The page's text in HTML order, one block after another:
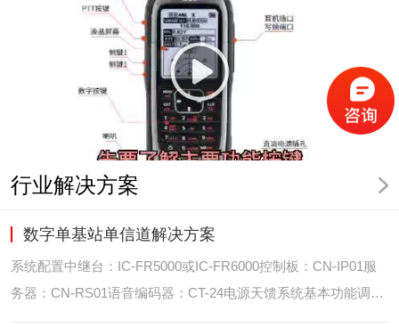
行业解决方案
数字单基站单信道解决方案
系统配置中继台：IC-FR5000或IC-FR6000控制板：CN-IP01服
务器：CN-RS01语音编码器：CT-24电源天馈系统基本功能调度